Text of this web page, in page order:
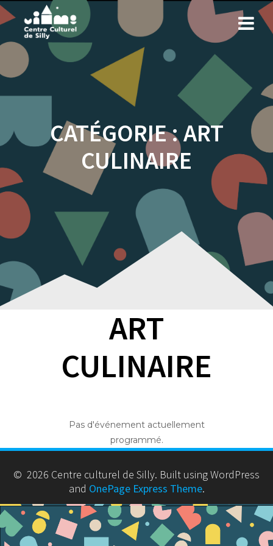
content
CATÉGORIE :ART
CULINAIRE
ART
CULINAIRE
Pas d'événement actuellement
programmé.
© 2026 Centre culturel de Silly. Built using WordPress
and OnePage Express Theme.